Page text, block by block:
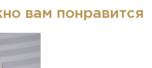
вам понравится